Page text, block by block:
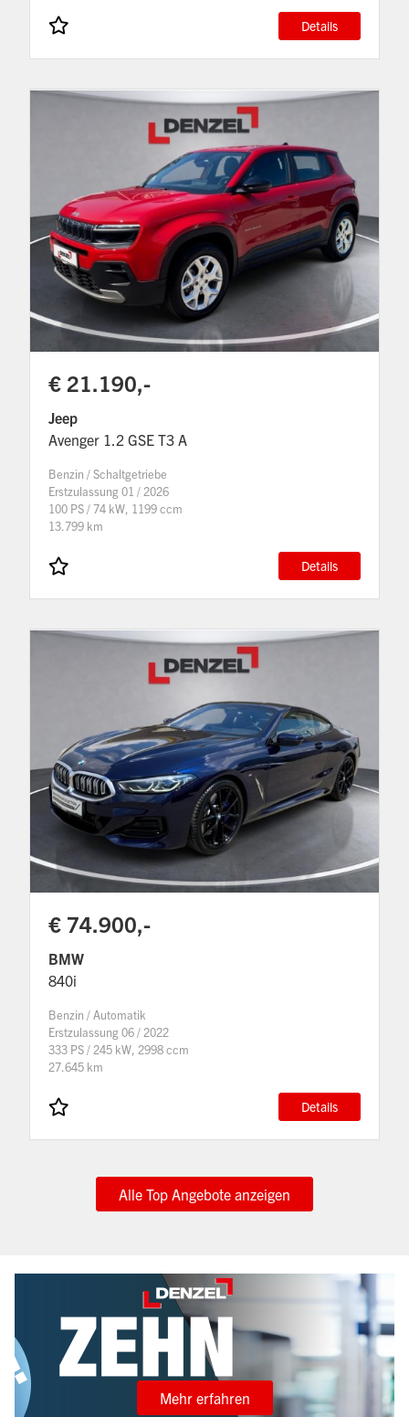
Details
€ 21.190,-
Jeep
Avenger 1.2 GSE T3 A
Benzin / Schaltgetriebe
Erstzulassung 01 / 2026
100 PS / 74 kW, 1199 ccm
13.799 km
Details
€ 74.900,-
BMW
840i
Benzin / Automatik
Erstzulassung 06 / 2022
333 PS / 245 kW, 2998 ccm
27.645 km
Details
Alle Top Angebote anzeigen
Mehr erfahren